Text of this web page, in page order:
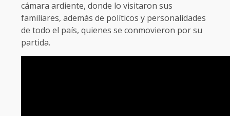
cámara ardiente, donde lo visitaron sus
familiares, además de políticos y personalidades
de todo el país, quienes se conmovieron por su
partida.